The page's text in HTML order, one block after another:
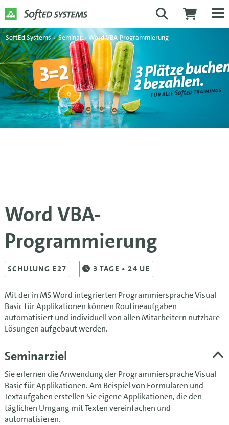
SoftEd Systems › Seminar › Word VBA-Programmierung
Word VBA-
Programmierung
SCHULUNG E27 3TAGE • 24 UE
Mit der in MS Word integrierten Programmiersprache Visual
Basic für Applikationen können Routineaufgaben
automatisiert und individuell von allen Mitarbeitern nutzbare
Lösungen aufgebaut werden.
Seminarziel
Sie erlernen die Anwendung der Programmiersprache Visual
Basic für Applikationen. Am Beispiel von Formularen und
Textaufgaben erstellen Sie eigene Applikationen, die den
täglichen Umgang mit Texten vereinfachen und
automatisieren.